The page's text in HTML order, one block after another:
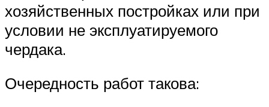
хозяйственных постройках или при
условии не эксплуатируемого
чердака.
Очередность работ такова: